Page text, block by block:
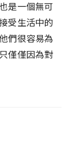
是一個無可
受生活中的
們很容易為
僅僅因為對